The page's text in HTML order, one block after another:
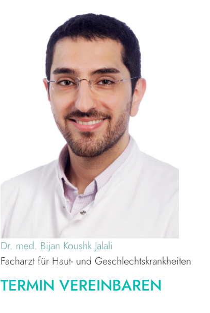
Dr. med. Bijan Koushk Jalali
Facharzt für Haut- und Geschlechtskrankheiten
TERMIN VEREINBAREN